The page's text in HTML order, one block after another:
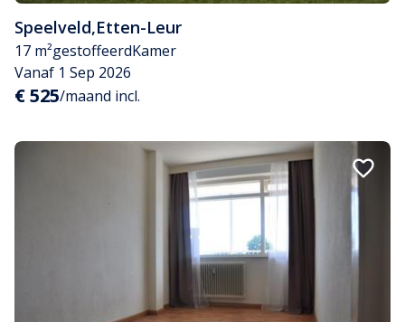
Speelveld,Etten-Leur
17 m²gestoffeerdKamer
Vanaf 1 Sep 2026
€ 525/maand incl.